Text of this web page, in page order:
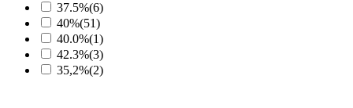
37.5%(6)
40%(51)
40.0%(1)
42.3%(3)
35,2%(2)